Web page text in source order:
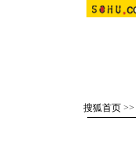
搜狐首页 >>